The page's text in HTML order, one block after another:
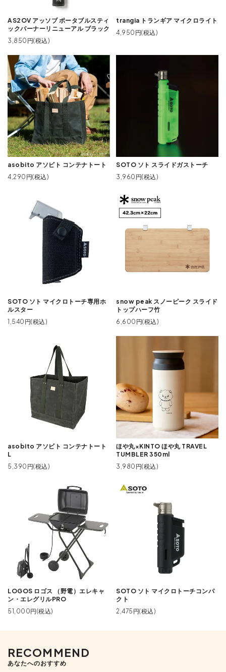
AS2OV アッソブ ポータブルスティ
ックバーナーリニューアル ブラック
3,850円(税込)
trangia トランギア マイクロライト
4,950円(税込)
asobito アソビト コンテナトート
4,290円(税込)
SOTO ソト スライドガストーチ
3,960円(税込)
SOTO ソト マイクロトーチ専用ホ
ルスター
1,540円(税込)
snow peak スノーピーク スライド
トップハーフ竹
6,600円(税込)
asobito アソビト コンテナトート
L
5,390円(税込)
ほや丸×KINTO ほや丸 TRAVEL
TUMBLER 350ml
3,980円(税込)
LOGOS ロゴス （野電）エレキャ
ン・エレグリルPRO
51,000円(税込)
SOTO ソト マイクロトーチコンパ
クト
2,475円(税込)
RECOMMEND
あなたへのおすすめ